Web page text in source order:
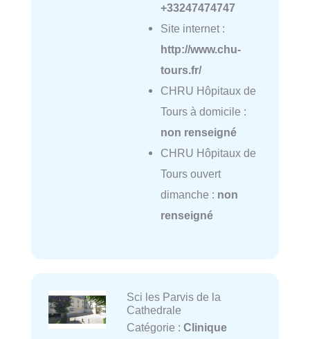
+33247474747
Site internet :
http://www.chu-
tours.fr/
CHRU Hôpitaux de
Tours à domicile :
non renseigné
CHRU Hôpitaux de
Tours ouvert
dimanche : non
renseigné
Sci les Parvis de la
Cathedrale
Catégorie : Clinique